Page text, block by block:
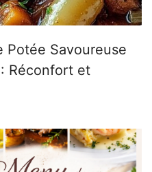
Potée Savoureuse
Réconfort et